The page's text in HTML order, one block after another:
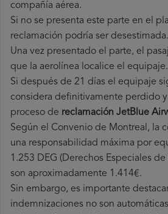
compañía aérea.
Si no se presenta este parte en el
reclamación podría ser desestimada.
Una vez presentado el parte, el
que la aerolínea localice el equipaje.
Si después de 21 días el equipaje
considera definitivamente perdido
proceso de reclamación JetBlue
Según el Convenio de Montreal, la
una responsabilidad máxima por
1.253 DEG (Derechos Especiales
son aproximadamente 1.414€.
Sin embargo, es importante
indemnizaciones no son